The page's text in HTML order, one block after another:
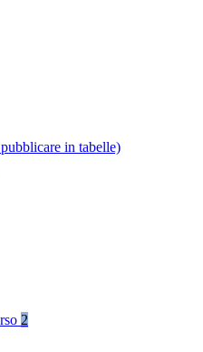
in tabelle)
2